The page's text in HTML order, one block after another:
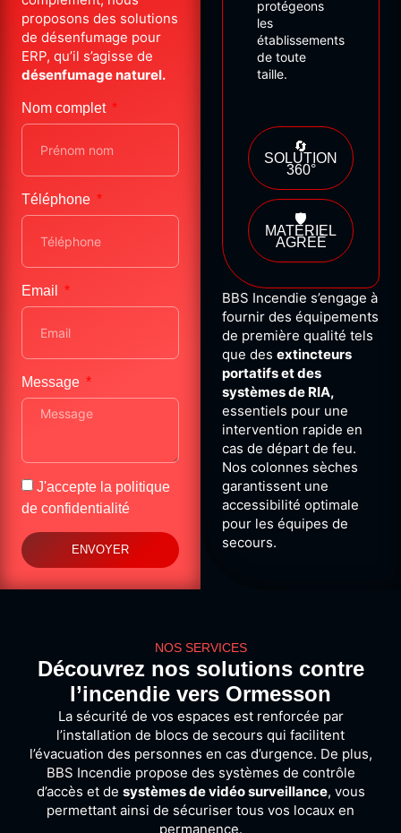
proposons des solutions
de désenfumage pour
ERP, qu’il s’agisse de
désenfumage naturel.
Nom complet
Téléphone
Email
Message
J'accepte la politique
de confidentialité
ENVOYER
🔄
SOLUTION
360°
🛡️
MATÉRIEL
AGRÉÉ
protégeons
les
établissements
de toute
taille.
BBS Incendie s’engage à
fournir des équipements
de première qualité tels
que des extincteurs
portatifs et des
systèmes de RIA,
essentiels pour une
intervention rapide en
cas de départ de feu.
Nos colonnes sèches
garantissent une
accessibilité optimale
pour les équipes de
secours.
NOS SERVICES
Découvrez nos solutions contre
l’incendie vers Ormesson
La sécurité de vos espaces est renforcée par
l’installation de blocs de secours qui facilitent
l’évacuation des personnes en cas d’urgence. De plus,
BBS Incendie propose des systèmes de contrôle
d’accès et de systèmes de vidéo surveillance, vous
permettant ainsi de sécuriser tous vos locaux en
permanence.